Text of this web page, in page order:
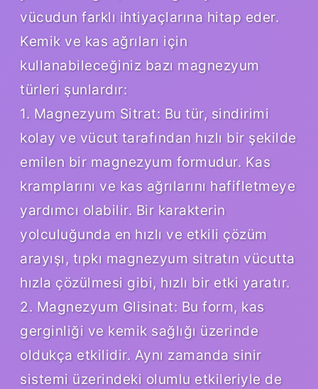
vücudun farklı ihtiyaçlarına hitap eder.
Kemik ve kas ağrıları için
kullanabileceğiniz bazı magnezyum
türleri şunlardır:
1. Magnezyum Sitrat: Bu tür, sindirimi
kolay ve vücut tarafından hızlı bir şekilde
emilen bir magnezyum formudur. Kas
kramplarını ve kas ağrılarını hafifletmeye
yardımcı olabilir. Bir karakterin
yolculuğunda en hızlı ve etkili çözüm
arayışı, tıpkı magnezyum sitratın vücutta
hızla çözülmesi gibi, hızlı bir etki yaratır.
2. Magnezyum Glisinat: Bu form, kas
gerginliği ve kemik sağlığı üzerinde
oldukça etkilidir. Aynı zamanda sinir
sistemi üzerindeki olumlu etkileriyle de